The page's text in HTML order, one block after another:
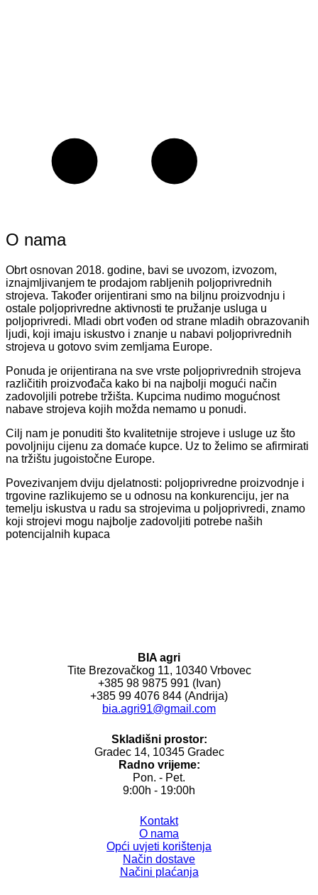
O nama
Obrt osnovan 2018. godine, bavi se uvozom, izvozom,
iznajmljivanjem te prodajom rabljenih poljoprivrednih
strojeva. Također orijentirani smo na biljnu proizvodnju i
ostale poljoprivredne aktivnosti te pružanje usluga u
poljoprivredi. Mladi obrt vođen od strane mladih obrazovanih
ljudi, koji imaju iskustvo i znanje u nabavi poljoprivrednih
strojeva u gotovo svim zemljama Europe.
Ponuda je orijentirana na sve vrste poljoprivrednih strojeva
različitih proizvođača kako bi na najbolji mogući način
zadovoljili potrebe tržišta. Kupcima nudimo mogućnost
nabave strojeva kojih možda nemamo u ponudi.
Cilj nam je ponuditi što kvalitetnije strojeve i usluge uz što
povoljniju cijenu za domaće kupce. Uz to želimo se afirmirati
na tržištu jugoistočne Europe.
Povezivanjem dviju djelatnosti: poljoprivredne proizvodnje i
trgovine razlikujemo se u odnosu na konkurenciju, jer na
temelju iskustva u radu sa strojevima u poljoprivredi, znamo
koji strojevi mogu najbolje zadovoljiti potrebe naših
potencijalnih kupaca
BIA agri
Tite Brezovačkog 11, 10340 Vrbovec
+385 98 9875 991 (Ivan)
+385 99 4076 844 (Andrija)
bia.agri91@gmail.com
Skladišni prostor:
Gradec 14, 10345 Gradec
Radno vrijeme:
Pon. - Pet.
9:00h - 19:00h
Kontakt
O nama
Opći uvjeti korištenja
Način dostave
Načini plaćanja